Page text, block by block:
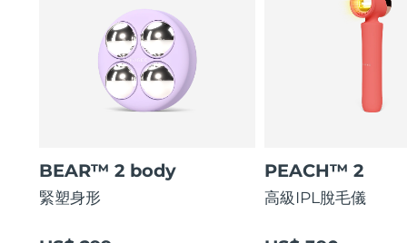
BEAR™ 2 body
緊塑身形
PEACH™ 2
高級IPL脫毛儀